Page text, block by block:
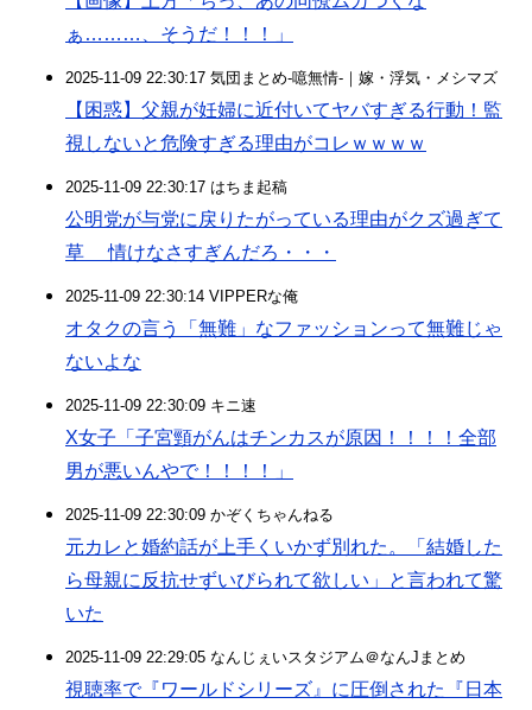
ぁ………、そうだ！！！」
2025-11-09 22:30:17 気団まとめ-噫無情-｜嫁・浮気・メシマズ
【困惑】父親が妊婦に近付いてヤバすぎる行動！監
視しないと危険すぎる理由がコレｗｗｗｗ
2025-11-09 22:30:17 はちま起稿
公明党が与党に戻りたがっている理由がクズ過ぎて
草 情けなさすぎんだろ・・・
2025-11-09 22:30:14 VIPPERな俺
オタクの言う「無難」なファッションって無難じゃ
ないよな
2025-11-09 22:30:09 キニ速
X女子「子宮頸がんはチンカスが原因！！！！全部
男が悪いんやで！！！！」
2025-11-09 22:30:09 かぞくちゃんねる
元カレと婚約話が上手くいかず別れた。「結婚した
ら母親に反抗せずいびられて欲しい」と言われて驚
いた
2025-11-09 22:29:05 なんじぇいスタジアム＠なんJまとめ
視聴率で『ワールドシリーズ』に圧倒された『日本